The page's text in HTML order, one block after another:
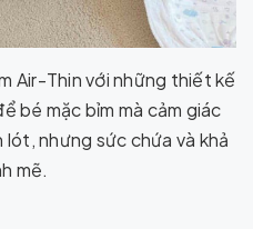
Air-Thin với những thiết kế
bé mặc bỉm mà cảm giác
nhưng sức chứa và khả
mẽ.